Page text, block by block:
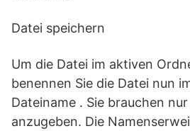
Datei speichern
Um die Datei im aktiven
benennen Sie die Datei nun
Dateiname . Sie brauchen
anzugeben. Die